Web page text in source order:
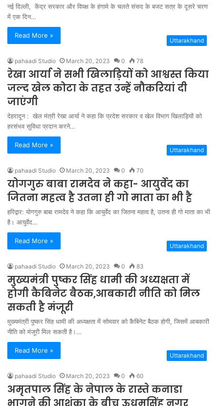
नई दिल्ली, केंद्र सरकार और विपक्ष के हंगामे के चलते संसद के बजट सत्र के दूसरे चरण
में एक दिन…
Read More »
Uttarakhand
pahaadi Studio March 20, 2023 0 78
रेखा आर्या ने सभी खिलाड़ियों को आश्वस्त किया
जल्द खेल कोटा के तहत उन्हें नौकरियां दी
जाएंगी
देहरादून : खेल मंत्री रेखा आर्या ने कहा कि प्रदेश सरकार व खेल विभाग खिलाड़ियों को
हरसंभव सुविधा प्रदान करने…
Read More »
Uttarakhand
pahaadi Studio March 20, 2023 0 70
योगगुरु बाबा रामदेव ने कहा- आयुर्वेद का
जितना महत्व है उतना ही गो माता का भी है
हरिद्वार: योगगुरु बाबा रामदेव ने कहा कि आयुर्वेद का जितना महत्व है, उतना ही गो माता का भी
है। आयुर्वेद…
Read More »
Uttarakhand
pahaadi Studio March 20, 2023 0 83
मुख्यमंत्री पुष्कर सिंह धामी की अध्यक्षता में
होगी कैबिनेट बैठक,आबकारी नीति को मिल
सकती है मंजूरी
मुख्यमंत्री पुष्कर सिंह धामी की अध्यक्षता में सोमवार को कैबिनेट बैठक होगी, जिसमें आबकारी
नीति को मंजूरी मिल सकती है।…
Read More »
Uttarakhand
pahaadi Studio March 20, 2023 0 60
अमृतपाल सिंह के नेपाल के रास्ते कनाडा
भागने की आशंका के बीच ऊधमसिंह नगर